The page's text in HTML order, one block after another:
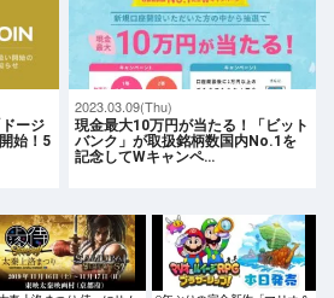
ージ
始！5
2023.03.09(Thu)
現金最大10万円が当たる！「ビット
バンク」が取扱銘柄数国内No.1を
記念してWキャンペ…